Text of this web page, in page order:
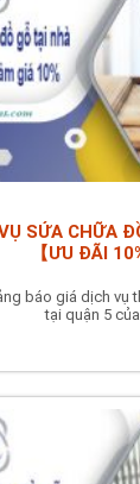
SỬA CHỮA
【ƯU ĐÃI
báo giá dịch vụ
tại quận 5 của...